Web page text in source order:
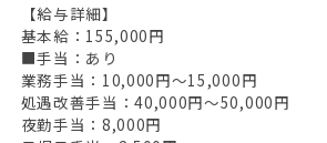
【給与詳細】
基本給：155,000円
■手当：あり
業務手当：10,000円～15,000円
処遇改善手当：40,000円～50,000円
夜勤手当：8,000円